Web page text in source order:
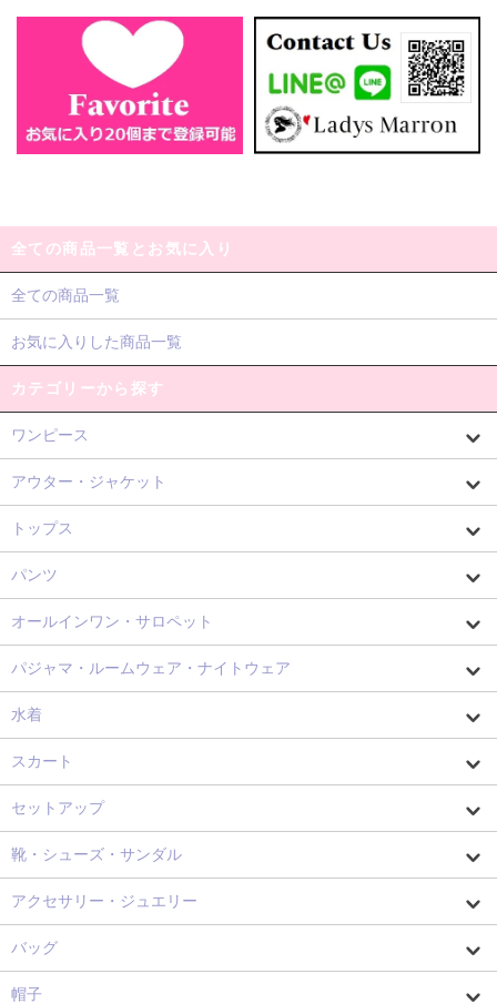
全ての商品一覧とお気に入り
全ての商品一覧
お気に入りした商品一覧
カテゴリーから探す
ワンピース
アウター・ジャケット
トップス
パンツ
オールインワン・サロペット
パジャマ・ルームウェア・ナイトウェア
水着
スカート
セットアップ
靴・シューズ・サンダル
アクセサリー・ジュエリー
バッグ
帽子